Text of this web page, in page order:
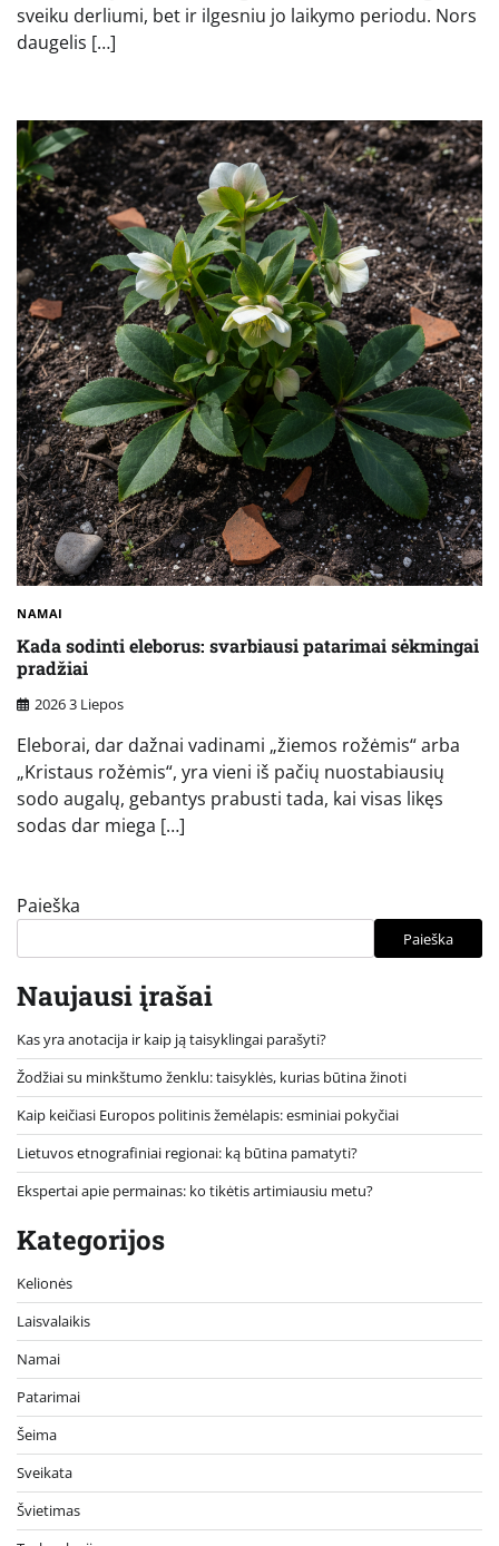
sveiku derliumi, bet ir ilgesniu jo laikymo periodu. Nors
daugelis […]
NAMAI
Kada sodinti eleborus: svarbiausi patarimai sėkmingai
pradžiai
2026 3 Liepos
Eleborai, dar dažnai vadinami „žiemos rožėmis“ arba
„Kristaus rožėmis“, yra vieni iš pačių nuostabiausių
sodo augalų, gebantys prabusti tada, kai visas likęs
sodas dar miega […]
Paieška
Paieška
Naujausi įrašai
Kas yra anotacija ir kaip ją taisyklingai parašyti?
Žodžiai su minkštumo ženklu: taisyklės, kurias būtina žinoti
Kaip keičiasi Europos politinis žemėlapis: esminiai pokyčiai
Lietuvos etnografiniai regionai: ką būtina pamatyti?
Ekspertai apie permainas: ko tikėtis artimiausiu metu?
Kategorijos
Kelionės
Laisvalaikis
Namai
Patarimai
Šeima
Sveikata
Švietimas